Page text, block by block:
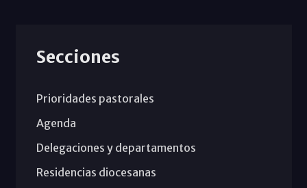
Secciones
Prioridades pastorales
Agenda
Delegaciones y departamentos
Residencias diocesanas